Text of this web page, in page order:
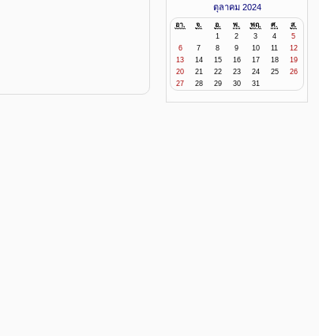
ตุลาคม 2024
อา. จ. อ. พ. พฤ. ศ.
ส.
1
2 3 4
5
6
7 8 9 10 11
12
13
14 15 16 17 18
19
20
21 22 23 24 25
26
27
28 29 30 31